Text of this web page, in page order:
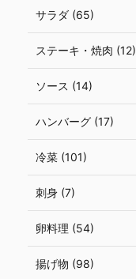
サラダ (65)
ステーキ・焼肉 (12)
ソース (14)
ハンバーグ (17)
冷菜 (101)
刺身 (7)
卵料理 (54)
揚げ物 (98)